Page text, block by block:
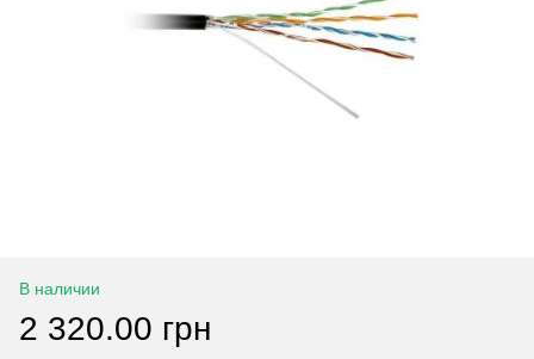
В наличии
2 320.00 грн